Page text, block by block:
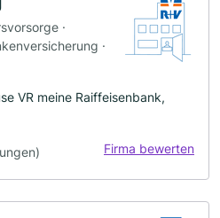
·
·
VR meine Raiffeisenbank,
Firma bewerten